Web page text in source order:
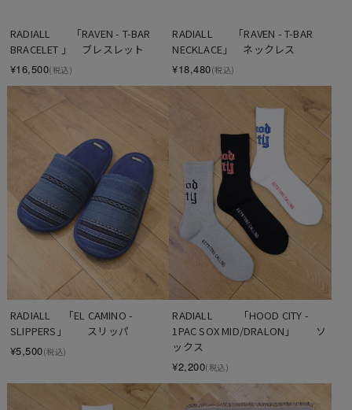
RADIALL　　「RAVEN - T-BAR
BRACELET 」　ブレスレット
¥16,500(税込)
RADIALL　　「RAVEN - T-BAR
NECKLACE」　ネックレス
¥18,480(税込)
RADIALL 　「EL CAMINO -
SLIPPERS」　　スリッパ
¥5,500(税込)
RADIALL  　　「HOOD CITY -
1PAC SOX MID/DRALON」　　ソ
ックス
¥2,200(税込)